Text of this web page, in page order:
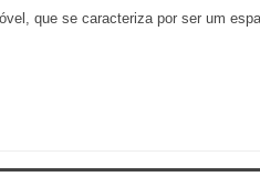
que se caracteriza por ser um